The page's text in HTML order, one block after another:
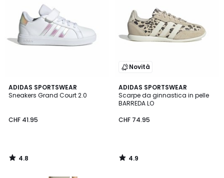
ADIDAS SPORTSWEAR
Sneakers Grand Court 2.0
CHF 41.95
4.8
/ 5
4.8
/
Novità
ADIDAS SPORTSWEAR
Scarpe da ginnastica in pelle
BARREDA LO
CHF 74.95
4.9
/ 5
4.9
/